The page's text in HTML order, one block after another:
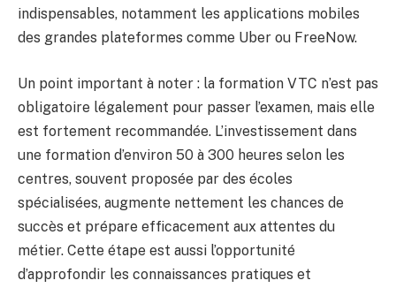
indispensables, notamment les applications mobiles
des grandes plateformes comme Uber ou FreeNow.
Un point important à noter : la formation VTC n’est pas
obligatoire légalement pour passer l’examen, mais elle
est fortement recommandée. L’investissement dans
une formation d’environ 50 à 300 heures selon les
centres, souvent proposée par des écoles
spécialisées, augmente nettement les chances de
succès et prépare efficacement aux attentes du
métier. Cette étape est aussi l’opportunité
d’approfondir les connaissances pratiques et